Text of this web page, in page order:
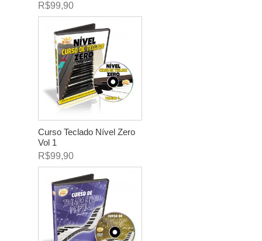
R$99,90
Curso Teclado Nível Zero
Vol 1
R$99,90